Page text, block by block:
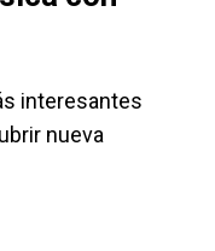
interesantes
nueva